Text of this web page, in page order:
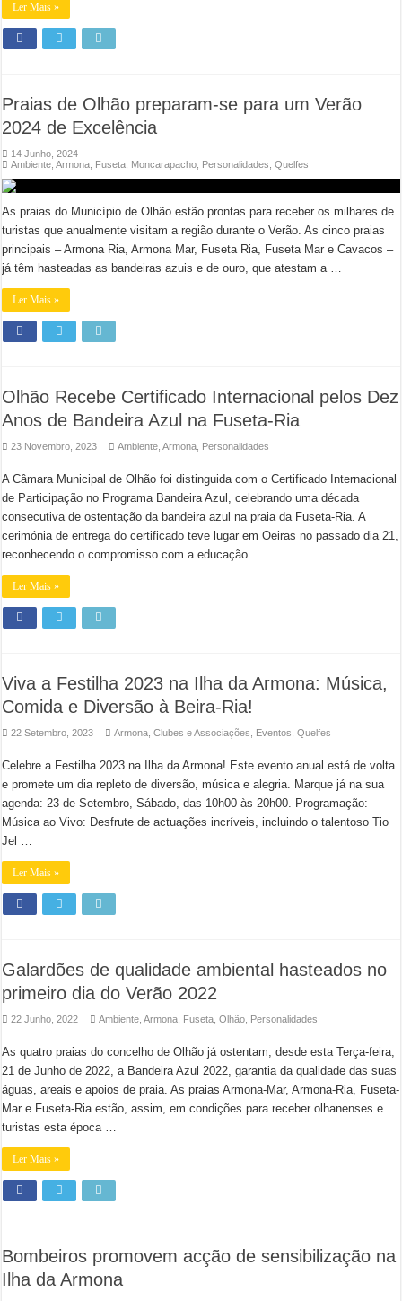
Ler Mais »
Praias de Olhão preparam-se para um Verão
2024 de Excelência
14 Junho, 2024
Ambiente ,Armona Fuseta Moncarapacho Personalidades ,Quelfes
As praias do Município de Olhão estão prontas para receber os milhares de
turistas que anualmente visitam a região durante o Verão. As cinco praias
principais – Armona Ria, Armona Mar, Fuseta Ria, Fuseta Mar e Cavacos –
já têm hasteadas as bandeiras azuis e de ouro, que atestam a …
Ler Mais »
Olhão Recebe Certificado Internacional pelos Dez
Anos de Bandeira Azul na Fuseta-Ria
23 Novembro, 2023 Ambiente ,Armona Personalidades
A Câmara Municipal de Olhão foi distinguida com o Certificado Internacional
de Participação no Programa Bandeira Azul, celebrando uma década
consecutiva de ostentação da bandeira azul na praia da Fuseta-Ria. A
cerimónia de entrega do certificado teve lugar em Oeiras no passado dia 21,
reconhecendo o compromisso com a educação …
Ler Mais »
Viva a Festilha 2023 na Ilha da Armona: Música,
Comida e Diversão à Beira-Ria!
22 Setembro, 2023 Armona ,Clubes e Associações Eventos ,Quelfes
Celebre a Festilha 2023 na Ilha da Armona! Este evento anual está de volta
e promete um dia repleto de diversão, música e alegria. Marque já na sua
agenda: 23 de Setembro, Sábado, das 10h00 às 20h00. Programação:
Música ao Vivo: Desfrute de actuações incríveis, incluindo o talentoso Tio
Jel …
Ler Mais »
Galardões de qualidade ambiental hasteados no
primeiro dia do Verão 2022
22 Junho, 2022 Ambiente ,Armona Fuseta ,Olhão Personalidades
As quatro praias do concelho de Olhão já ostentam, desde esta Terça-feira,
21 de Junho de 2022, a Bandeira Azul 2022, garantia da qualidade das suas
águas, areais e apoios de praia. As praias Armona-Mar, Armona-Ria, Fuseta-
Mar e Fuseta-Ria estão, assim, em condições para receber olhanenses e
turistas esta época …
Ler Mais »
Bombeiros promovem acção de sensibilização na
Ilha da Armona